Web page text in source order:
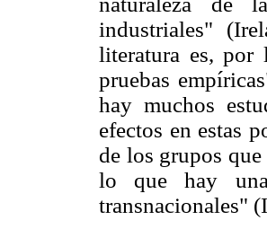
industriales"
literatura es, por
pruebas
hay muchos
efectos en estas
de los grupos
lo que hay una
transnacionales"